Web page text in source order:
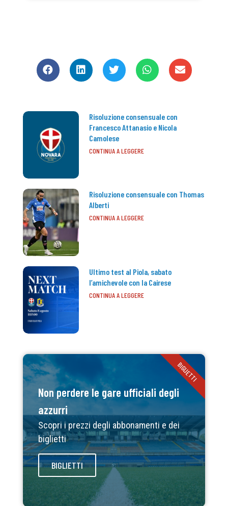
Risoluzione consensuale con
Francesco Attanasio e Nicola
Camolese
CONTINUA A LEGGERE
Risoluzione consensuale con Thomas
Alberti
CONTINUA A LEGGERE
Ultimo test al Piola, sabato
l’amichevole con la Cairese
CONTINUA A LEGGERE
Non perdere le gare ufficiali degli
azzurri
Scopri i prezzi degli abbonamenti e dei
biglietti
BIGLIETTI
BIGLIETTI